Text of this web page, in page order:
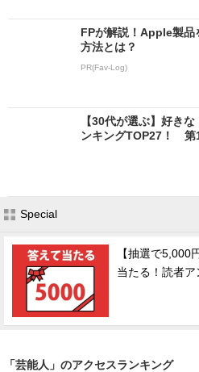
FPが解説！Apple製品
方法とは？
PR(Fav-Log)
【30代が選ぶ】好き
ンキングTOP27！ 第
Special
【抽選で5,000
当たる！読者
「芸能人」のアクセスランキング